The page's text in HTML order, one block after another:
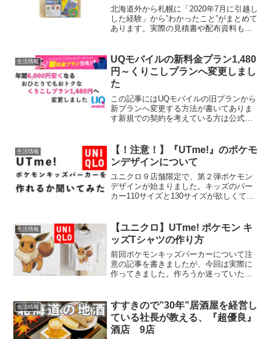
北海道外から札幌に「2020年7月に引越し
した経験」から”わかったこと”がまとめて
あります。実際の見積書や配布資料も公
いので、入居者に迷惑がかかるので突す
るのはやめて下...
生活情報
UQモバイルの新料金プラン1,480
円～くりこしプランへ変更しまし
た
この記事にはUQモバイルの旧プランから
新プランへ変更する方法が書いてありま
す新規での契約を考えている方は公式サ
トクなくりこしプランS』1,480円へ変更
しました...
生活情報
【！注意！】『UTme!』のポケモ
ンデザインについて
ユニクロ９店舗限定で、第２弾ポケモン
デザインが始まりました。キッズのパー
カー110サイズと130サイズが欲しくて公
きたでは札幌市西区を中心に、北海道の
情報や食べ物などに...
生活情報
【ユニクロ】UTme! ポケモン キ
ッズTシャツの作り方
前回ポケモンキッズパーカーについて注
意の記事を書きましたが、今回は実際に
作ってきました。作ろうか迷っていた
市西区を中心に、北海道の情報や食べ物
などについて発信しています...
生活情報
すすきので”30年”居酒屋を経営し
ている社長が教える、『超優良』
酒店 9店